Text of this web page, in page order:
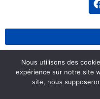
Site réalisé par
Nous utilisons des
expérience sur notre site
site, nous